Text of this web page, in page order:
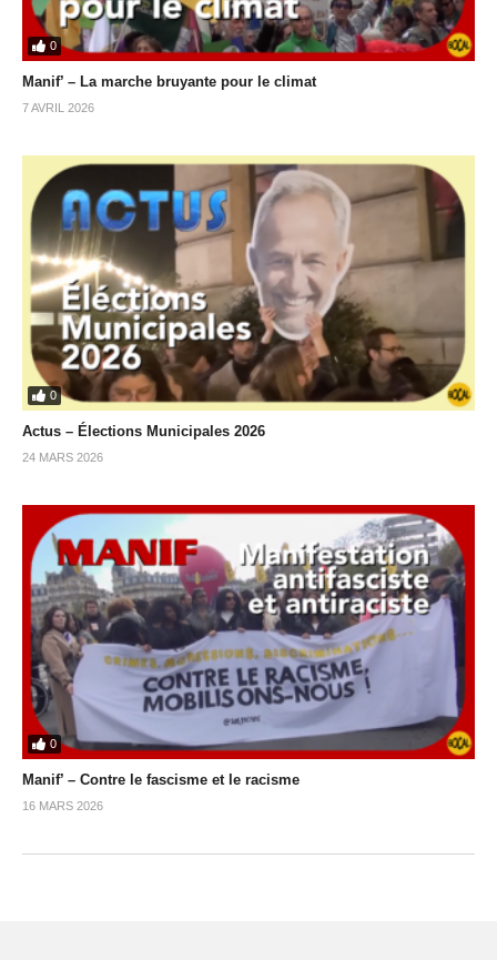
0
Manif’ – La marche bruyante pour le climat
7 AVRIL 2026
0
Actus – Élections Municipales 2026
24 MARS 2026
0
Manif’ – Contre le fascisme et le racisme
16 MARS 2026